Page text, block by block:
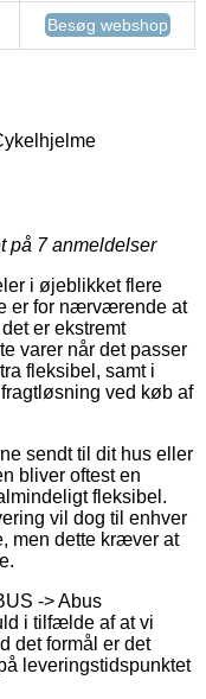
Besøg webshop
på 7anmeldelser
i øjeblikket flere
er for nærværende at
er ekstremt
varer når det passer
fleksibel, samt i
ved køb af
sendt til dit hus eller
bliver oftest en
fleksibel.
vil dog til enhver
men dette kræver at
-> Abus
i tilfælde af at vi
det formål er det
leveringstidspunktet